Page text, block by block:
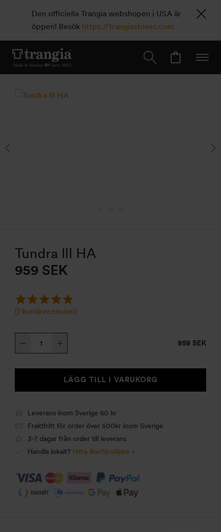
Den officiella Trangia webshopen i USA är
öppen! Besök https://trangiastoves.com
Tundra llI HA
959 SEK
(1 kundrecension)
llI
959 SEK
LÄGG TILL I VARUKORG
Leverans inom Sverige 60 kr
Fraktfritt för order över 500kr inom Sverige
3-7 dagar från order till leverans
Handla lokalt? Hitta återförsäljare »